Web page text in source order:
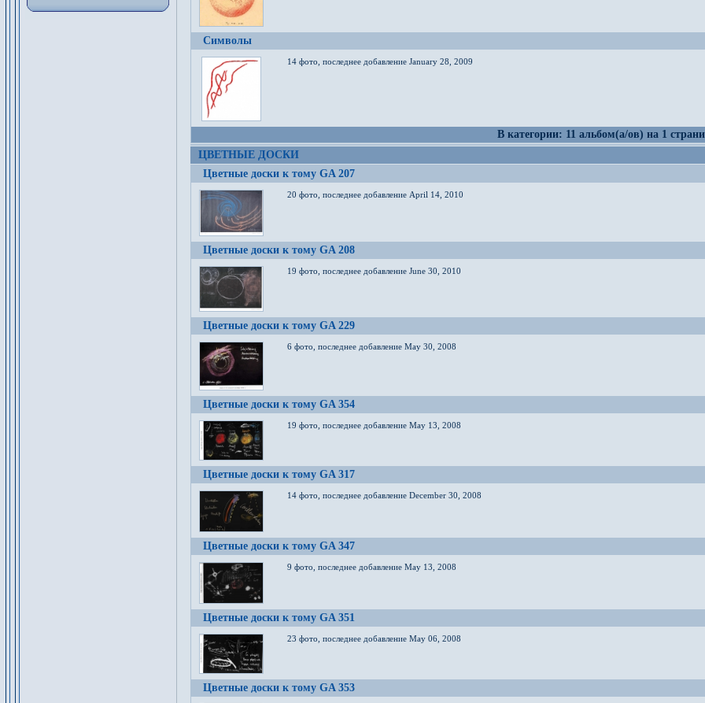
Символы
14 фото, последнее добавление January 28, 2009
В категории: 11 альбом(а/ов) на 1
ЦВЕТНЫЕ ДОСКИ
Цветные доски к тому GA 207
20 фото, последнее добавление April 14, 2010
Цветные доски к тому GA 208
19 фото, последнее добавление June 30, 2010
Цветные доски к тому GA 229
6 фото, последнее добавление May 30, 2008
Цветные доски к тому GA 354
19 фото, последнее добавление May 13, 2008
Цветные доски к тому GA 317
14 фото, последнее добавление December 30, 2008
Цветные доски к тому GA 347
9 фото, последнее добавление May 13, 2008
Цветные доски к тому GA 351
23 фото, последнее добавление May 06, 2008
Цветные доски к тому GA 353